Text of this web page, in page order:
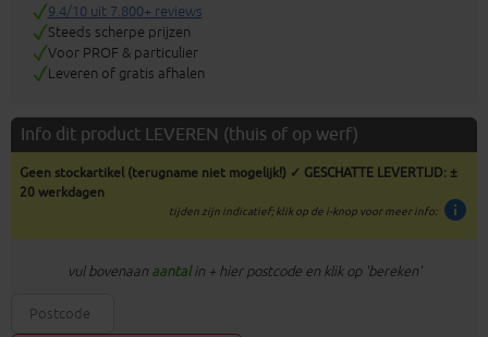
9.4/10 uit 7.800+ reviews
Steeds scherpe prijzen
Voor PROF & particulier
Leveren of gratis afhalen
Info dit product LEVEREN (thuis of op werf)
Geen stockartikel (terugname niet mogelijk!) ✓ GESCHATTE LEVERTIJD: ±
20 werkdagen
info
tijden zijn indicatief; klik op de i-knop voor meer info:
vul bovenaan aantalin + hier postcode en klik op 'bereken'